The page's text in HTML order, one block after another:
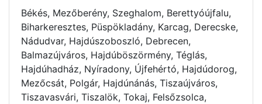
Békés, Mezőberény, Szeghalom, Berettyóújfalu,
Biharkeresztes, Püspökladány, Karcag, Derecske,
Nádudvar, Hajdúszoboszló, Debrecen,
Balmazújváros, Hajdúböszörmény, Téglás,
Hajdúhadház, Nyíradony, Újfehértó, Hajdúdorog,
Mezőcsát, Polgár, Hajdúnánás, Tiszaújváros,
Tiszavasvári, Tiszalök, Tokaj, Felsőzsolca,